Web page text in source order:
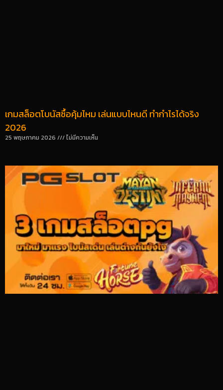
เกมสล็อตโบนัสซื้อคุ้มไหม เล่นแบบไหนดี ทำกำไรได้จริง
2026
25 พฤษภาคม 2026 ไม่มีความเห็น